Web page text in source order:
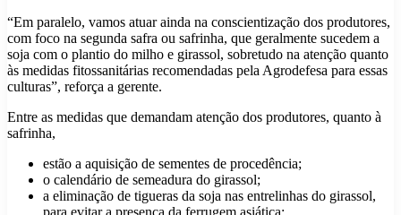
“Em paralelo, vamos atuar ainda na conscientização dos produtores,
com foco na segunda safra ou safrinha, que geralmente sucedem a
soja com o plantio do milho e girassol, sobretudo na atenção quanto
às medidas fitossanitárias recomendadas pela Agrodefesa para essas
culturas”, reforça a gerente.
Entre as medidas que demandam atenção dos produtores, quanto à
safrinha,
estão a aquisição de sementes de procedência;
o calendário de semeadura do girassol;
a eliminação de tigueras da soja nas entrelinhas do girassol,
para evitar a presença da ferrugem asiática;